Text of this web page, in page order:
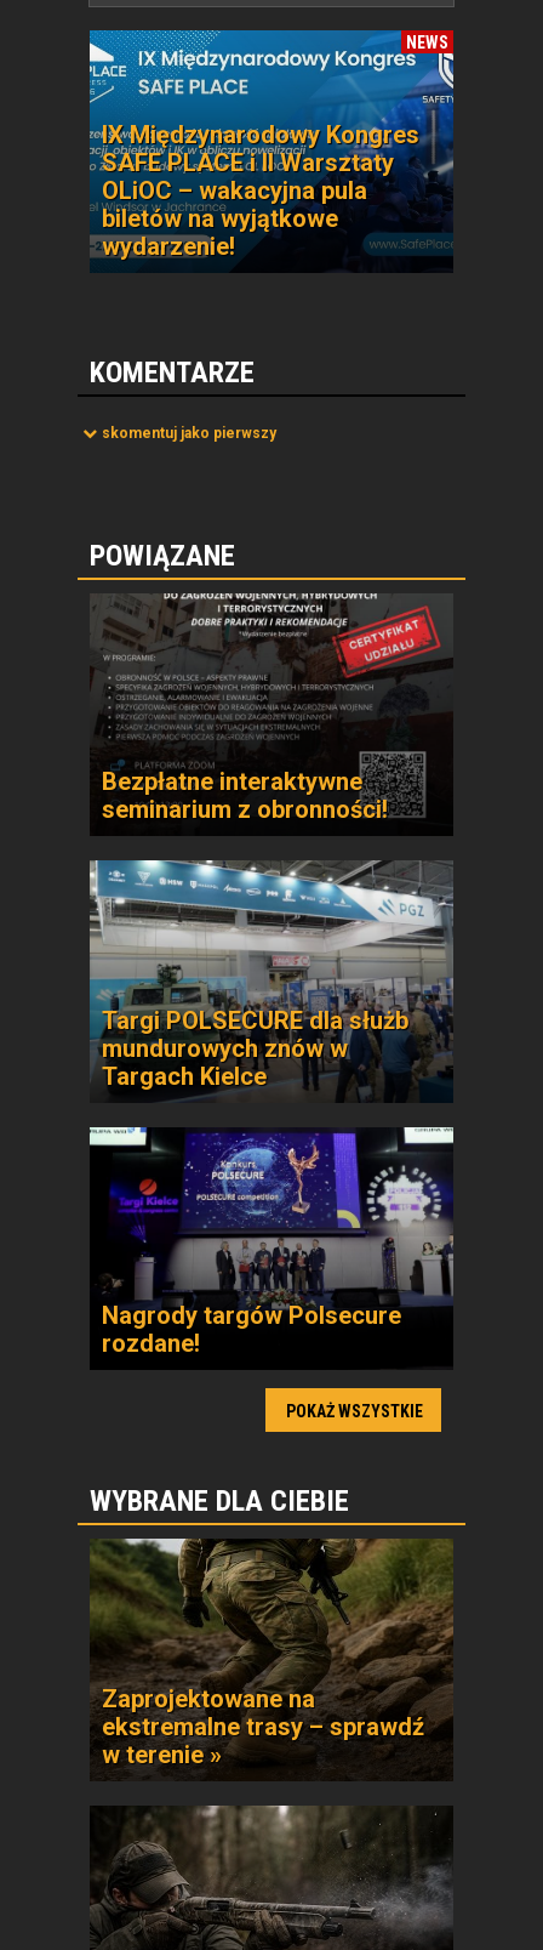
NEWS
IX Międzynarodowy Kongres
SAFE PLACE i II Warsztaty
OLiOC – wakacyjna pula
biletów na wyjątkowe
wydarzenie!
KOMENTARZE
skomentuj jako pierwszy
POWIĄZANE
Bezpłatne interaktywne
seminarium z obronności!
Targi POLSECURE dla służb
mundurowych znów w
Targach Kielce
Nagrody targów Polsecure
rozdane!
POKAŻ WSZYSTKIE
WYBRANE DLA CIEBIE
Zaprojektowane na
ekstremalne trasy – sprawdź
w terenie »